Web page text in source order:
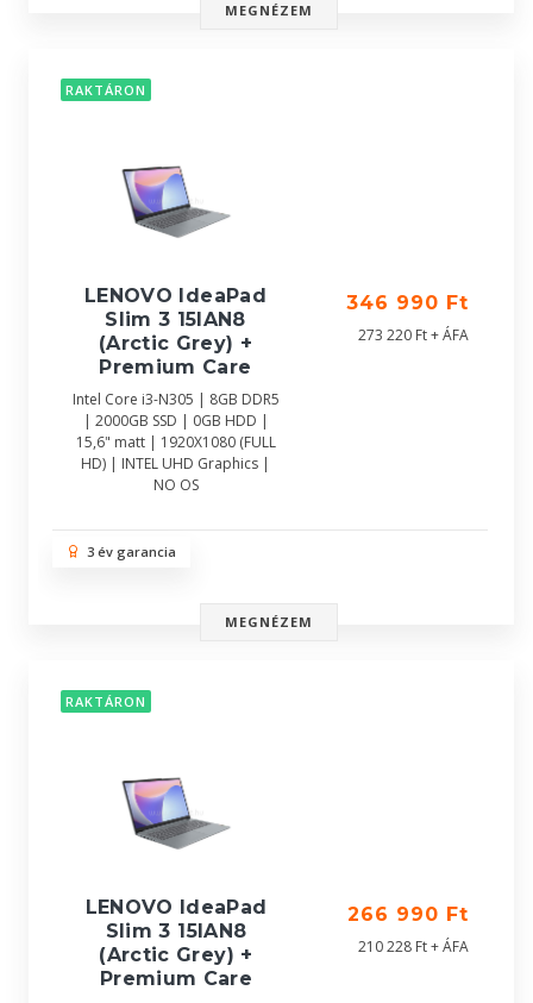
MEGNÉZEM
RAKTÁRON
LENOVO IdeaPad
Slim 3 15IAN8
(Arctic Grey) +
Premium Care
Intel Core i3-N305 | 8GB DDR5
| 2000GB SSD | 0GB HDD |
15,6" matt | 1920X1080 (FULL
HD) | INTEL UHD Graphics |
NO OS
346 990 Ft
273 220 Ft + ÁFA
3 év garancia
MEGNÉZEM
RAKTÁRON
LENOVO IdeaPad
Slim 3 15IAN8
(Arctic Grey) +
Premium Care
266 990 Ft
210 228 Ft + ÁFA